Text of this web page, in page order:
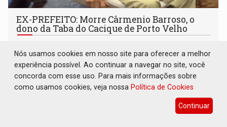
EX-PREFEITO: Morre Cârmenio Barroso, o
dono da Taba do Cacique de Porto Velho
Carmênio estava em Rondônia desde 1959 tendo exercido
diversos cargos, inclusive prefeito interino da Capital
Nós usamos cookies em nosso site para oferecer a melhor
experiência possível. Ao continuar a navegar no site, você
concorda com esse uso. Para mais informações sobre
como usamos cookies, veja nossa Política de Cookies
Continuar